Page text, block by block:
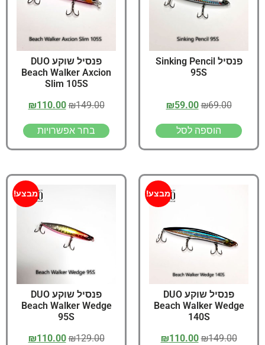
פנסיל Sinking Pencil
95S
₪69.00
₪59.00
הוספה לסל
פנסיל שוקע DUO
Beach Walker Axcion
Slim 105S
₪149.00
₪110.00
בחר אפשרויות
מבצע!
פנסיל שוקע DUO
Beach Walker Wedge
140S
₪149.00
₪110.00
מבצע!
פנסיל שוקע DUO
Beach Walker Wedge
95S
₪129.00
₪110.00